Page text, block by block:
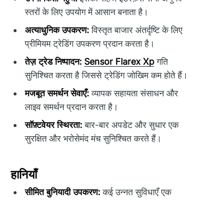
स्तरों के लिए उपयोग में आसान बनाता है।
अत्याधुनिक उपकरण:विस्तृत बाजार अंतर्दृष्टि के लिए
प्रीमियम ट्रेडिंग उपकरण प्रदान करता है।
तेज़ ट्रेड निष्पादन: Sensor Flarex Xpगति
सुनिश्चित करता है जिससे ट्रेडिंग जोखिम कम होते हैं।
मजबूत समर्थन सेवाएँ:व्यापक सहायता संसाधन और
लाइव समर्थन प्रदान करता है।
सॉफ़्टवेयर स्थिरता:बार-बार अपडेट और सुधार एक
सुरक्षित और भरोसेमंद मंच सुनिश्चित करते हैं।
हानियाँ
सीमित बुनियादी उपकरण:कई उन्नत सुविधाएँ एक